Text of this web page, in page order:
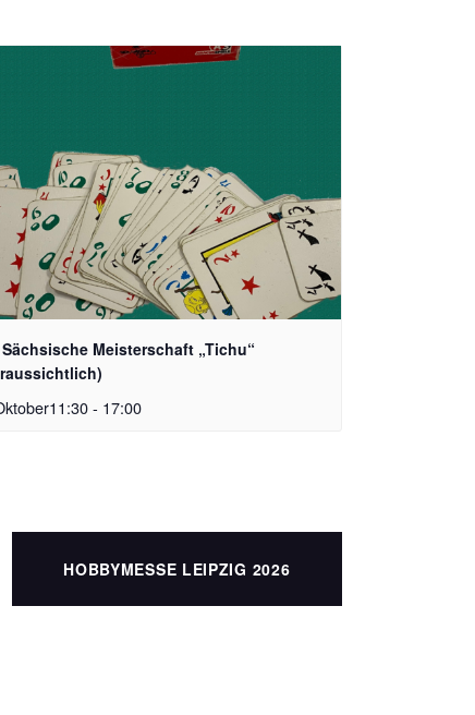
Meisterschaft „Tichu“
- 17:00
HOBBYMESSE LEIPZIG 2026